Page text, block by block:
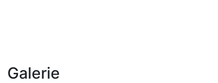
Galerie